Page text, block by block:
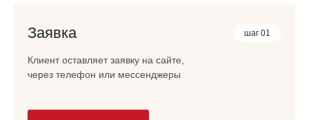
шаг 01
Заявка
Клиент оставляет заявку на сайте,
через телефон или мессенджеры